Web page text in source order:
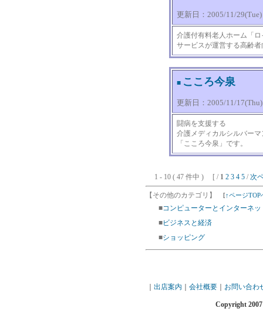
更新日：2005/11/
介護付有料老人ホーム「
サービスが運営する高齢
■ こころ今泉
更新日：2005/11/
闘病を支援する
介護メディカルシルバーマ
「こころ今泉」です。
1 - 10 ( 47 件中 ) [ / 1 2 3 4 5 / 次
【その他のカテゴリ】 [↑ページTOP
■コンピューターとインターネッ
■ビジネスと経済
■ショッピング
出店案内 会社概要 お問い合わ
Copyright